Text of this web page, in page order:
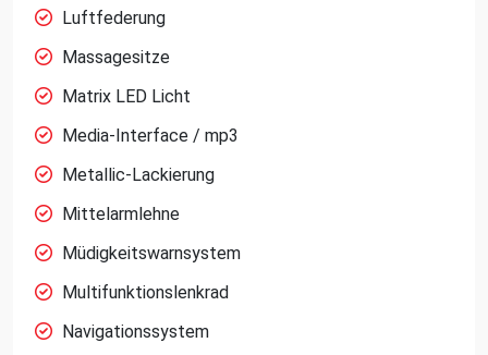
Luftfederung
Massagesitze
Matrix LED Licht
Media-Interface / mp3
Metallic-Lackierung
Mittelarmlehne
Müdigkeitswarnsystem
Multifunktionslenkrad
Navigationssystem